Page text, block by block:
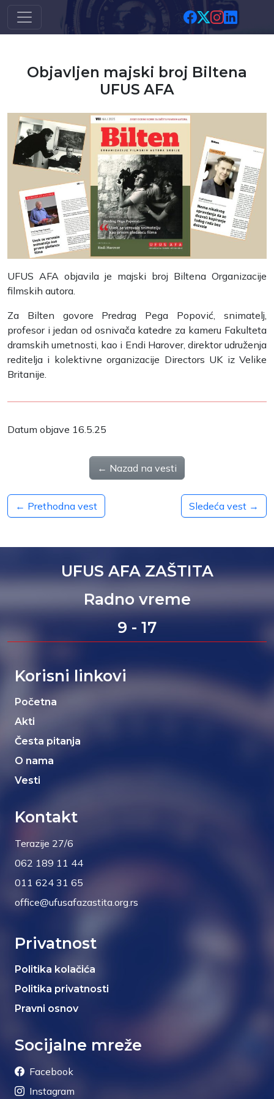
Skip to main content
Objavljen majski broj Biltena
UFUS AFA
UFUS AFA objavila je majski broj Biltena Organizacije
filmskih autora.
Za Bilten govore Predrag Pega Popović, snimatelj,
profesor i jedan od osnivača katedre za kameru Fakulteta
dramskih umetnosti, kao i Endi Harover, direktor udruženja
reditelja i kolektivne organizacije Directors UK iz Velike
Britanije.
Datum objave 16.5.25
← Nazad na vesti
← Prethodna vest Sledeća vest →
UFUS AFA ZAŠTITA
Radno vreme
9 - 17
Korisni linkovi
Početna
Akti
Česta pitanja
O nama
Vesti
Kontakt
Terazije 27/6
062 189 11 44
011 624 31 65
office@ufusafazastita.org.rs
Privatnost
Politika kolačića
Politika privatnosti
Pravni osnov
Socijalne mreže
Facebook
Instagram